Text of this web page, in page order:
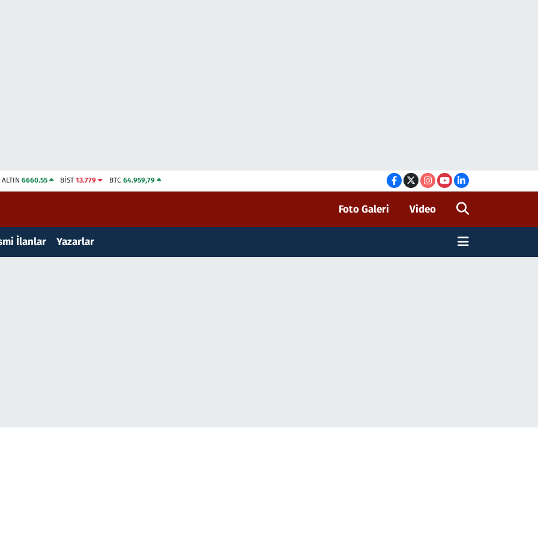
ALTIN 6660.55 BİST13.779 BTC 64.959,79
Foto Galeri Video
İlanlar Yazarlar